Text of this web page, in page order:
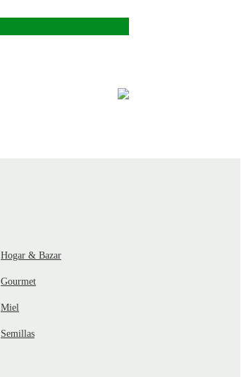
Hogar & Bazar
Gourmet
Miel
Semillas